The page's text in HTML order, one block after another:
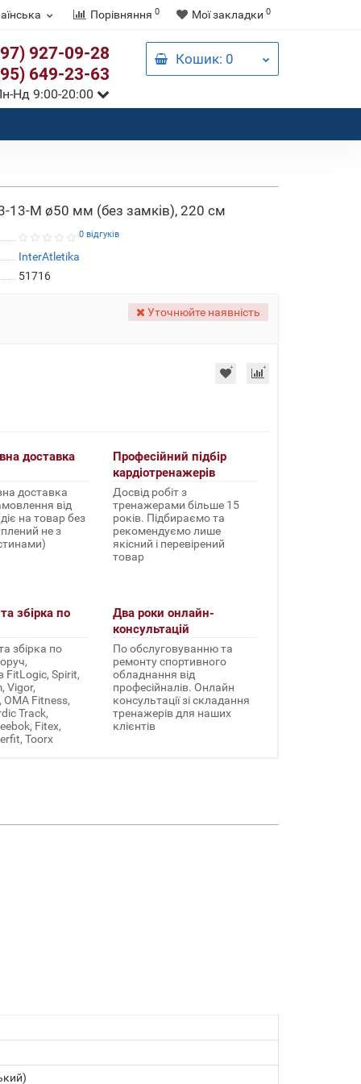
Порівняння 0 Мої закладки 0
927-09-28
649-23-63
Нд 9:00-20:00
Кошик: 0
13-М ø50 мм (без замків), 220 см
0 відгуків
InterAtletika
51716
Уточнюйте наявність
доставка
доставка
від
на товар без
не з
Професійний підбір
кардіотренажерів
Досвід робіт з
тренажерами більше 15
років. Підбираємо та
рекомендуємо лише
якісний і перевірений
товар
збірка по
збірка по
FitLogic, Spirit,
Vigor,
OMA Fitness,
Track,
Fitex,
Toorx
Два роки онлайн-
консультацій
По обслуговуванню та
ремонту спортивного
обладнання від
професійналів. Онлайн
консультації зі складання
тренажерів для наших
клієнтів